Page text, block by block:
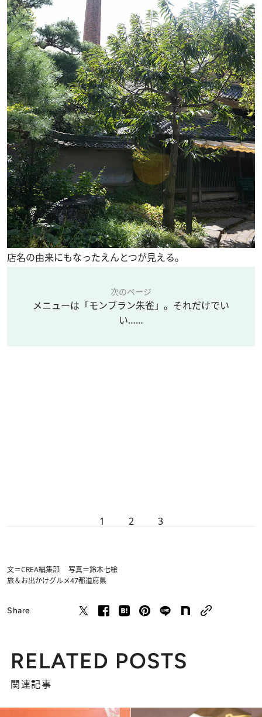
店名の由来にもなったえんとつが見える。
次のページ
メニューは「モンブラン朱雀」。それだけでい
い……
1 2 3
文＝CREA編集部 写真＝鈴木七絵
旅＆お出かけグルメ47都道府県
Share
RELATED POSTS
関連記事